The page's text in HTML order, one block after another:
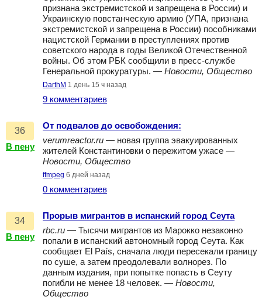
признана экстремистской и запрещена в России) и
Украинскую повстанческую армию (УПА, признана
экстремистской и запрещена в России) пособниками
нацистской Германии в преступлениях против
советского народа в годы Великой Отечественной
войны. Об этом РБК сообщили в пресс-службе
Генеральной прокуратуры. — Новости, Общество
DarthM 1 день 15 ч назад
9 комментариев
36
В пену
От подвалов до освобождения:
verumreactor.ru — новая группа эвакуированных
жителей Константиновки о пережитом ужасе —
Новости, Общество
ffmpeg 6 дней назад
0 комментариев
34
В пену
Прорыв мигрантов в испанский город Сеута
rbc.ru — Тысячи мигрантов из Марокко незаконно
попали в испанский автономный город Сеута. Как
сообщает El País, сначала люди пересекали границу
по суше, а затем преодолевали волнорез. По
данным издания, при попытке попасть в Сеуту
погибли не менее 18 человек. — Новости,
Общество